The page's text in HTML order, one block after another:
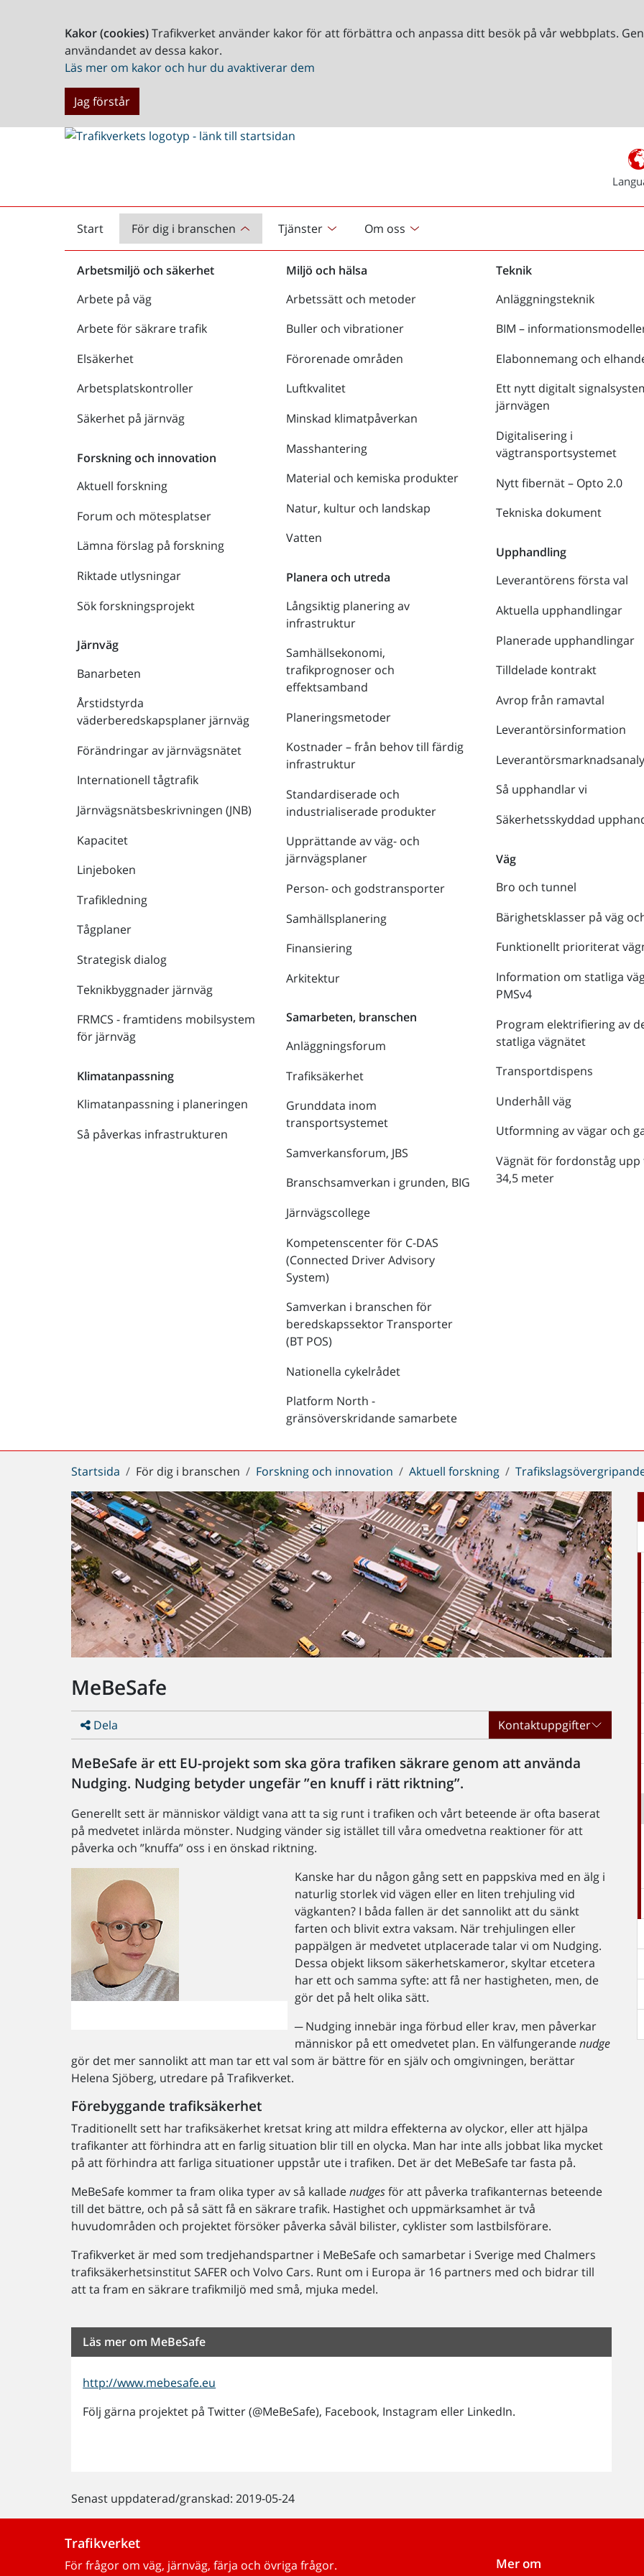
Kakor (cookies)Trafikverket använder kakor för att förbättra och anpassa ditt besök på vår webbplats.
användandet av dessa kakor.
Läs mer om kakor och hur du avaktiverar dem
Jag förstår
Start
Startsida För dig i branschen Tjänster Om oss
Arbetsmiljö och säkerhet
Arbete på väg
Arbete för säkrare trafik
Elsäkerhet
Arbetsplatskontroller
Säkerhet på järnväg
Forskning och innovation
Aktuell forskning
Forum och mötesplatser
Lämna förslag på forskning
Riktade utlysningar
Sök forskningsprojekt
Järnväg
Banarbeten
Årstidstyrda
väderberedskapsplaner järnväg
Förändringar av järnvägsnätet
Internationell tågtrafik
Järnvägsnätsbeskrivningen (JNB)
Kapacitet
Linjeboken
Trafikledning
Tågplaner
Strategisk dialog
Teknikbyggnader järnväg
FRMCS - framtidens mobilsystem
för järnväg
Klimatanpassning
Klimatanpassning i planeringen
Så påverkas infrastrukturen
Miljö och hälsa
Arbetssätt och metoder
Buller och vibrationer
Förorenade områden
Luftkvalitet
Minskad klimatpåverkan
Masshantering
Material och kemiska produkter
Natur, kultur och landskap
Vatten
Planera och utreda
Långsiktig planering av
infrastruktur
Samhällsekonomi,
trafikprognoser och
effektsamband
Planeringsmetoder
Kostnader – från behov till färdig
infrastruktur
Standardiserade och
industrialiserade produkter
Upprättande av väg- och
järnvägsplaner
Person- och godstransporter
Samhällsplanering
Finansiering
Arkitektur
Samarbeten, branschen
Anläggningsforum
Trafiksäkerhet
Grunddata inom
transportsystemet
Samverkansforum, JBS
Branschsamverkan i grunden, BIG
Järnvägscollege
Kompetenscenter för C-DAS
(Connected Driver Advisory
System)
Samverkan i branschen för
beredskapssektor Transporter
(BT POS)
Nationella cykelrådet
Platform North -
gränsöverskridande samarbete
Teknik
Anläggningsteknik
BIM –
Elabonnemang och
Ett nytt digitalt
järnvägen
Digitalisering i
vägtransportsystemet
Nytt fibernät – Opto 2.0
Tekniska dokument
Upphandling
Leverantörens första val
Aktuella upphandlingar
Planerade upphandlingar
Tilldelade kontrakt
Avrop från ramavtal
Leverantörsinformation
Så upphandlar vi
Säkerhetsskyddad
Väg
Bro och tunnel
Bärighetsklasser på väg
Funktionellt prioriterat
Information om statliga
PMSv4
Program elektrifiering av
statliga vägnätet
Transportdispens
Underhåll väg
Utformning av vägar och
Vägnät för fordonståg upp
34,5 meter
Du
är
här:
Startsida För dig i branschen Forskning och innovation Aktuell forskning
MeBeSafe
Dela Kontaktuppgifter
MeBeSafe är ett EU-projekt som ska göra trafiken säkrare genom att använda
Nudging. Nudging betyder ungefär ”en knuff i rätt riktning”.
Generellt sett är människor väldigt vana att ta sig runt i trafiken och vårt beteende är ofta baserat
på medvetet inlärda mönster. Nudging vänder sig istället till våra omedvetna reaktioner för att
påverka och ”knuffa” oss i en önskad riktning.
Kanske har du någon gång sett en pappskiva med en älg i
naturlig storlek vid vägen eller en liten trehjuling vid
vägkanten? I båda fallen är det sannolikt att du sänkt
farten och blivit extra vaksam. När trehjulingen eller
pappälgen är medvetet utplacerade talar vi om Nudging.
Dessa objekt liksom säkerhetskameror, skyltar etcetera
har ett och samma syfte: att få ner hastigheten, men, de
gör det på helt olika sätt.
─ Nudging innebär inga förbud eller krav, men påverkar
människor på ett omedvetet plan. En välfungerandenudge
gör det mer sannolikt att man tar ett val som är bättre för en själv och omgivningen, berättar
Helena Sjöberg, utredare på Trafikverket.
Förebyggande trafiksäkerhet
Traditionellt sett har trafiksäkerhet kretsat kring att mildra effekterna av olyckor, eller att hjälpa
trafikanter att förhindra att en farlig situation blir till en olycka. Man har inte alls jobbat lika mycket
på att förhindra att farliga situationer uppstår ute i trafiken. Det är det MeBeSafe tar fasta på.
MeBeSafe kommer ta fram olika typer av så kalladenudgesför att påverka trafikanternas beteende
till det bättre, och på så sätt få en säkrare trafik. Hastighet och uppmärksamhet är två
huvudområden och projektet försöker påverka såväl bilister, cyklister som lastbilsförare.
Trafikverket är med som tredjehandspartner i MeBeSafe och samarbetar i Sverige med Chalmers
trafiksäkerhetsinstitut SAFER och Volvo Cars. Runt om i Europa är 16 partners med och bidrar till
att ta fram en säkrare trafikmiljö med små, mjuka medel.
Läs mer om MeBeSafe
http://www.mebesafe.eu
Följ gärna projektet på Twitter (@MeBeSafe), Facebook, Instagram eller LinkedIn.
Senast uppdaterad/granskad: 2019-05-24
Trafikverket
För frågor om väg, järnväg, färja och övriga frågor. Mer om